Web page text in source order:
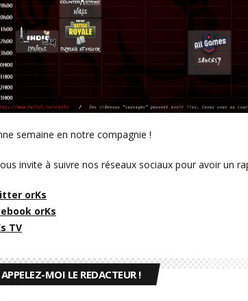
semaine en notre compagnie !
invite à suivre nos réseaux sociaux pour avoir un
orKs
orKs
TV
APPELEZ-MOI LE REDACTEUR !